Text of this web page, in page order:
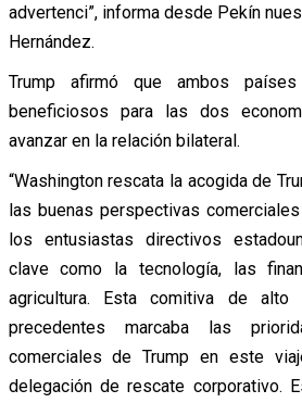
advertenci”, informa desde Pekín
Hernández.
Trump afirmó que ambos países
beneficiosos para las dos
avanzar en la relación bilateral.
“Washington rescata la acogida de
las buenas perspectivas
los entusiastas directivos
clave como la tecnología, las
agricultura. Esta comitiva de alto
precedentes marcaba las
comerciales de Trump en este
delegación de rescate corporativo.